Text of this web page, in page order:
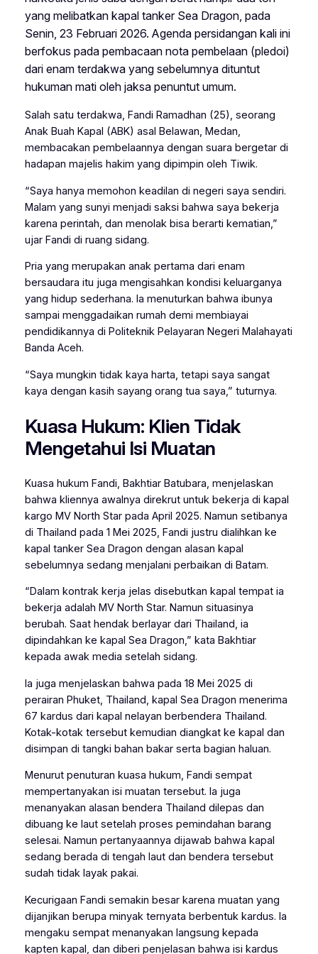
yang melibatkan kapal tanker Sea Dragon, pada
Senin, 23 Februari 2026. Agenda persidangan kali ini
berfokus pada pembacaan nota pembelaan (pledoi)
dari enam terdakwa yang sebelumnya dituntut
hukuman mati oleh jaksa penuntut umum.
Salah satu terdakwa, Fandi Ramadhan (25), seorang
Anak Buah Kapal (ABK) asal Belawan, Medan,
membacakan pembelaannya dengan suara bergetar di
hadapan majelis hakim yang dipimpin oleh Tiwik.
“Saya hanya memohon keadilan di negeri saya sendiri.
Malam yang sunyi menjadi saksi bahwa saya bekerja
karena perintah, dan menolak bisa berarti kematian,”
ujar Fandi di ruang sidang.
Pria yang merupakan anak pertama dari enam
bersaudara itu juga mengisahkan kondisi keluarganya
yang hidup sederhana. Ia menuturkan bahwa ibunya
sampai menggadaikan rumah demi membiayai
pendidikannya di Politeknik Pelayaran Negeri Malahayati
Banda Aceh.
“Saya mungkin tidak kaya harta, tetapi saya sangat
kaya dengan kasih sayang orang tua saya,” tuturnya.
Kuasa Hukum: Klien Tidak
Mengetahui Isi Muatan
Kuasa hukum Fandi, Bakhtiar Batubara, menjelaskan
bahwa kliennya awalnya direkrut untuk bekerja di kapal
kargo MV North Star pada April 2025. Namun setibanya
di Thailand pada 1 Mei 2025, Fandi justru dialihkan ke
kapal tanker Sea Dragon dengan alasan kapal
sebelumnya sedang menjalani perbaikan di Batam.
“Dalam kontrak kerja jelas disebutkan kapal tempat ia
bekerja adalah MV North Star. Namun situasinya
berubah. Saat hendak berlayar dari Thailand, ia
dipindahkan ke kapal Sea Dragon,” kata Bakhtiar
kepada awak media setelah sidang.
Ia juga menjelaskan bahwa pada 18 Mei 2025 di
perairan Phuket, Thailand, kapal Sea Dragon menerima
67 kardus dari kapal nelayan berbendera Thailand.
Kotak-kotak tersebut kemudian diangkat ke kapal dan
disimpan di tangki bahan bakar serta bagian haluan.
Menurut penuturan kuasa hukum, Fandi sempat
mempertanyakan isi muatan tersebut. Ia juga
menanyakan alasan bendera Thailand dilepas dan
dibuang ke laut setelah proses pemindahan barang
selesai. Namun pertanyaannya dijawab bahwa kapal
sedang berada di tengah laut dan bendera tersebut
sudah tidak layak pakai.
Kecurigaan Fandi semakin besar karena muatan yang
dijanjikan berupa minyak ternyata berbentuk kardus. Ia
mengaku sempat menanyakan langsung kepada
kapten kapal, dan diberi penjelasan bahwa isi kardus